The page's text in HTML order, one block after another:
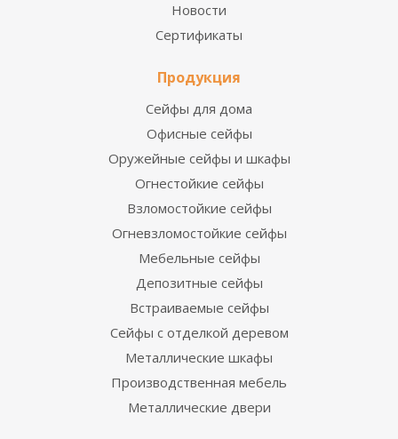
Новости
Сертификаты
Продукция
Сейфы для дома
Офисные сейфы
Оружейные сейфы и шкафы
Огнестойкие сейфы
Взломостойкие сейфы
Огневзломостойкие сейфы
Мебельные сейфы
Депозитные сейфы
Встраиваемые сейфы
Сейфы с отделкой деревом
Металлические шкафы
Производственная мебель
Металлические двери